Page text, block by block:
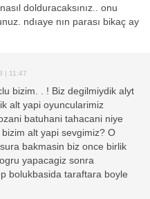
dolduracaksınız.. onu
ndıaye nın parası bikaç ay
| 11:47
bizim. . ! Biz degilmiydik alyt
alt yapi oyuncularimiz
batuhani tahacani niye
alt yapi sevgimiz? O
bakmasin biz once birlik
yapacagiz sonra
bolukbasida taraftara boyle